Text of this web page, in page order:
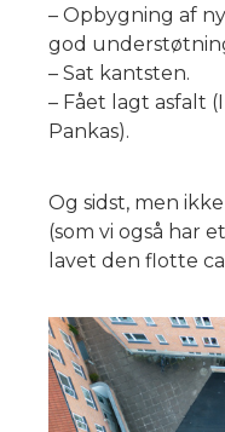
– Opbygning af
god
– Sat kantsten.
– Fået lagt asfalt
Pankas).
Og sidst, men
(som vi også har
lavet den flotte